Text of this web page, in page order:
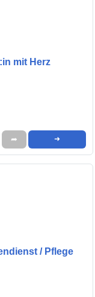
mit Herz
➦ ➜
/ Pflege